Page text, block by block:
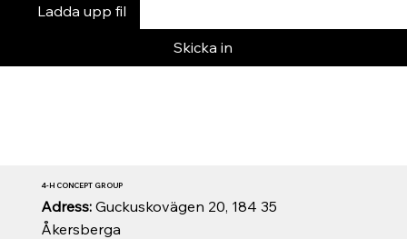
Ladda upp fil
Skicka in
Adress: Guckuskovägen 20, 184 35
Åkersberga
4-H CONCEPT GROUP